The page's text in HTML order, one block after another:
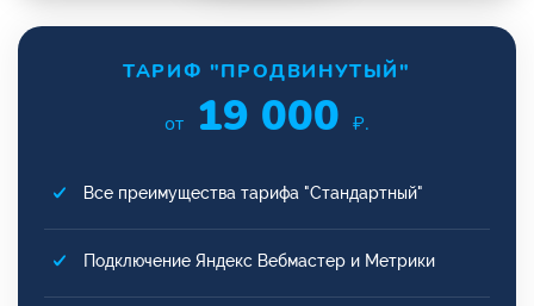
ТАРИФ "ПРОДВИНУТЫЙ"
от 19 000 ₽.
Все преимущества тарифа "Стандартный"
Подключение Яндекс Вебмастер и Метрики